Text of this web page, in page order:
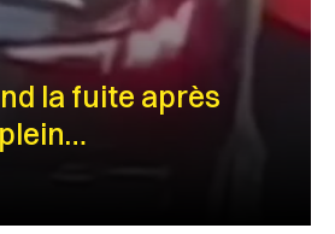
la fuite après